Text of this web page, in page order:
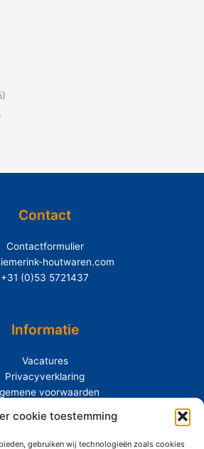
cookie toestemming
gebruiken wij technologieën zoals cookies
Contact
Contactformulier
houtwaren.com
+31 (0)53 5721437
Informatie
Vacatures
Privacyverklaring
voorwaarden
Extras